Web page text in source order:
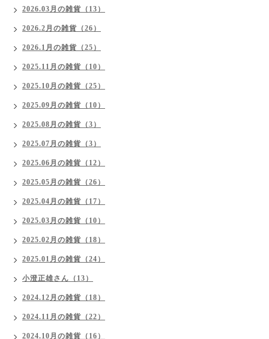
2026.03月の雑貨（13）
2026.2月の雑貨（26）
2026.1月の雑貨（25）
2025.11月の雑貨（10）
2025.10月の雑貨（25）
2025.09月の雑貨（10）
2025.08月の雑貨（3）
2025.07月の雑貨（3）
2025.06月の雑貨（12）
2025.05月の雑貨（26）
2025.04月の雑貨（17）
2025.03月の雑貨（10）
2025.02月の雑貨（18）
2025.01月の雑貨（24）
小澄正雄さん（13）
2024.12月の雑貨（18）
2024.11月の雑貨（22）
2024.10月の雑貨（16）